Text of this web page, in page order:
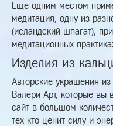
Ещё одним местом
медитация, одну из
(исландский шпагат),
медитационных
Изделия из
Авторские украшения из
Валери Арт, которые вы
сайт в большом
тех кто ценит силу и